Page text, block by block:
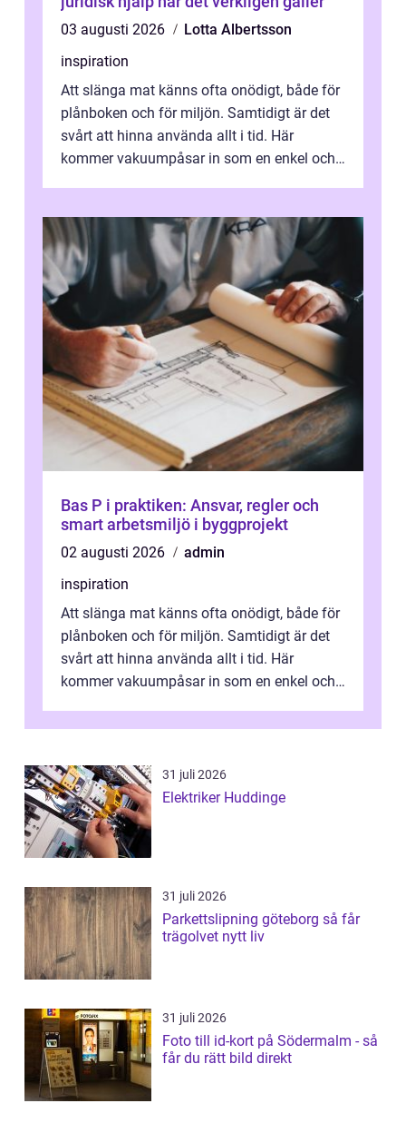
03 augusti 2026
Lotta Albertsson
inspiration
Att slänga mat känns ofta onödigt, både för
plånboken och för miljön. Samtidigt är det
svårt att hinna använda allt i tid. Här
kommer vakuumpåsar in som en enkel och
Bas P i praktiken: Ansvar, regler och
smart arbetsmiljö i byggprojekt
02 augusti 2026
admin
inspiration
Att slänga mat känns ofta onödigt, både för
plånboken och för miljön. Samtidigt är det
svårt att hinna använda allt i tid. Här
kommer vakuumpåsar in som en enkel och
31 juli 2026
Elektriker Huddinge
31 juli 2026
Parkettslipning göteborg så får
trägolvet nytt liv
31 juli 2026
Foto till id-kort på Södermalm - så
får du rätt bild direkt